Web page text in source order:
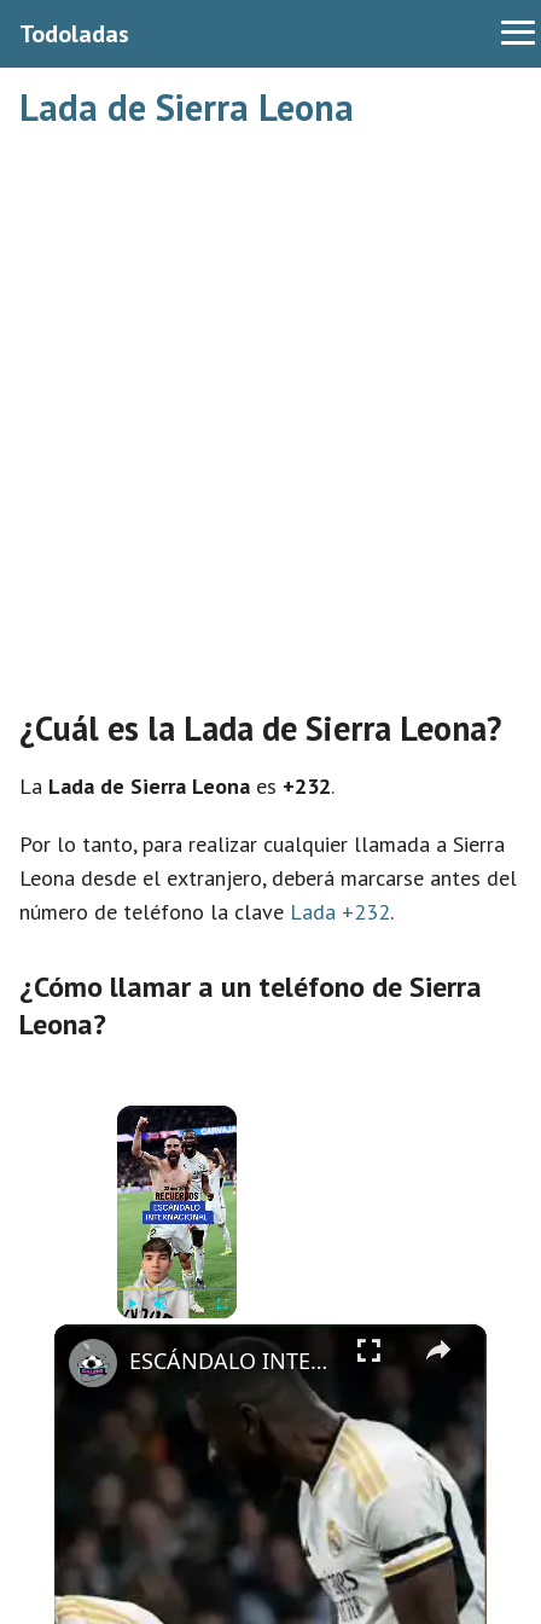
Todoladas
Lada de Sierra Leona
¿Cuál es la Lada de Sierra Leona?
La Lada de Sierra Leona es +232.
Por lo tanto, para realizar cualquier llamada a Sierra
Leona desde el extranjero, deberá marcarse antes del
número de teléfono la clave Lada +232.
¿Cómo llamar a un teléfono de Sierra
Leona?
×
×
ESCÁNDALO INTERNACIONAL